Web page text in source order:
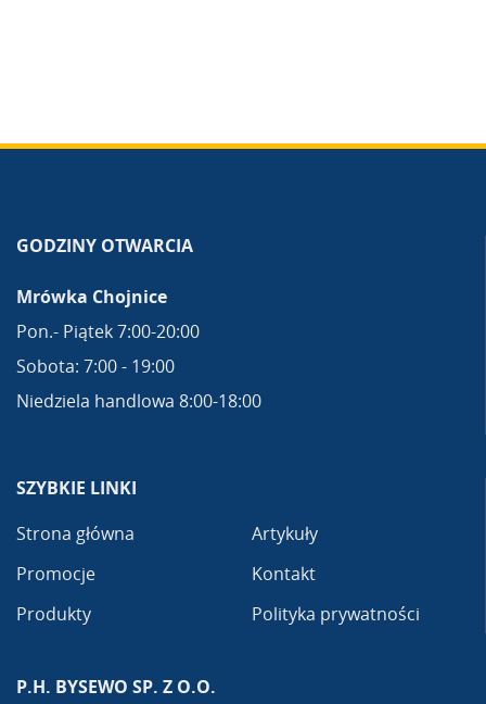
GODZINY OTWARCIA
Mrówka Chojnice
Pon.- Piątek 7:00-20:00
Sobota: 7:00 - 19:00
Niedziela handlowa 8:00-18:00
SZYBKIE LINKI
Strona główna
Promocje
Produkty
Artykuły
Kontakt
Polityka prywatności
P.H. BYSEWO SP. Z O.O.